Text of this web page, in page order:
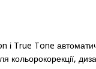
і True Tone